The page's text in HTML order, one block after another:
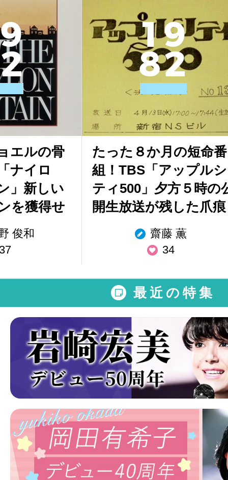
9
2
エルの骨
ナイロ
」新しい
を獲得せ
俊和
19
82
たった８か月の短命番
組！TBS「アップルシ
ティ500」夕方５時の
開生放送が残した爪痕
齋藤 薫
34
最近の特集